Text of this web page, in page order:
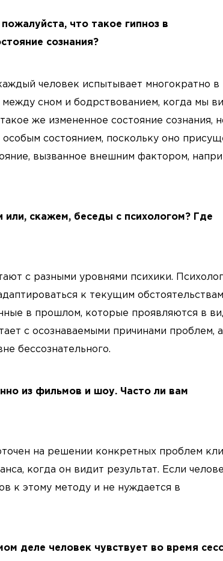
что такое гипноз в
сознания?
человек испытывает многократно в
сном и бодрствованием, когда мы
же измененное состояние сознания,
состоянием, поскольку оно
вызванное внешним фактором,
скажем, беседы с психологом? Где
с разными уровнями психики. Психолог
к текущим
в прошлом, которые проявляются в
с осознаваемыми причинами проблем, а
бессознательного.
из фильмов и шоу. Часто ли вам
на решении конкретных проблем
когда он видит результат. Если
к этому методу и не нуждается в
деле человек чувствует во время